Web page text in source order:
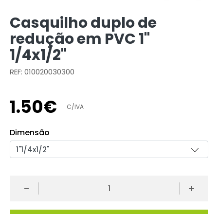
Casquilho duplo de
redução em PVC 1"
1/4x1/2"
REF: 010020030300
1.50€ C/IVA
Dimensão
- +